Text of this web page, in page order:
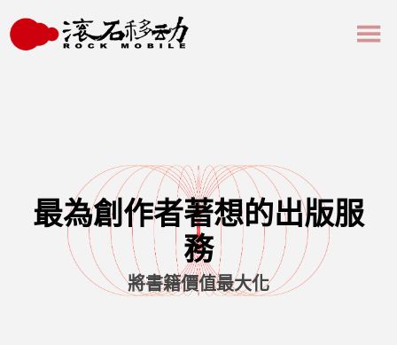
最為創作者著想的出版服
務
將書籍價值最大化